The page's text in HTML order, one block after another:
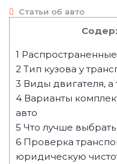
Статьи об авто
1
2 Тип кузова у
3 Виды двигателя,
4 Варианты
авто
5 Что лучше
6 Проверка
юридическую